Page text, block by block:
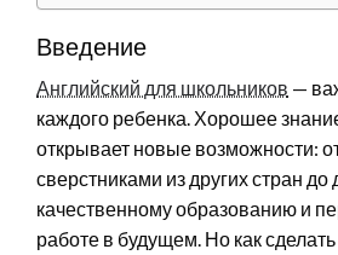
Введение
Английский для школьников —
каждого ребенка. Хорошее
открывает новые возможности:
сверстниками из других стран до
качественному образованию и
работе в будущем. Но как